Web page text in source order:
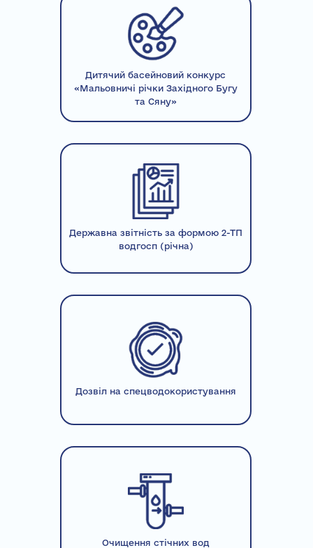
Дитячий басейновий конкурс
«Мальовничі річки Західного Бугу
та Сяну»
Державна звітність за формою 2-ТП
водгосп (річна)
Дозвіл на спецводокористування
Очищення стічних вод